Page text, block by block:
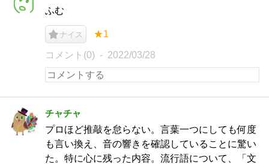
ふむ
ナイス ★1
コメント(0) 2022/03/28
チャチャ
プロほど推敲を怠らない。言葉一つにしても何度
も言い換え、音の響きを確認していることに驚い
た。特に心に残った内容。流行語について、「文